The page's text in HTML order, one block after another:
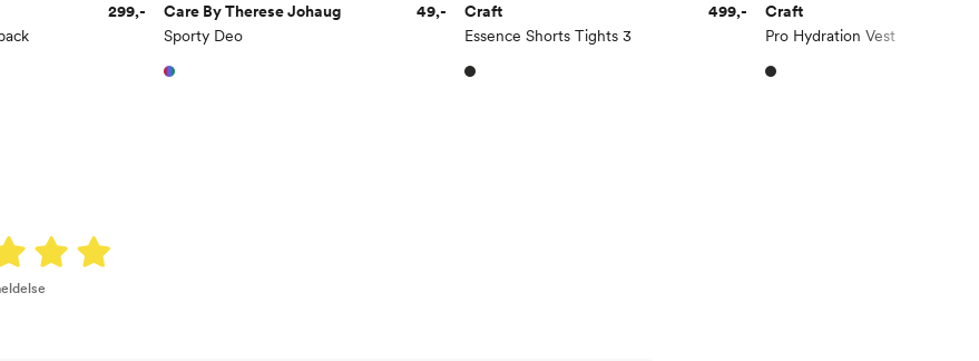
299,-
Care By Therese Johaug
Sporty Deo
49,-
Craft
Essence Shorts Tights 3
499,-
Craft
Pro Hydration Vest